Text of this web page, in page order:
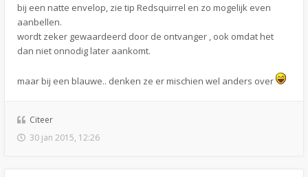
bij een natte envelop, zie tip Redsquirrel en zo mogelijk even
aanbellen.
wordt zeker gewaardeerd door de ontvanger , ook omdat het
dan niet onnodig later aankomt.
maar bij een blauwe.. denken ze er mischien wel anders over
Citeer
30 jan 2015, 12:26